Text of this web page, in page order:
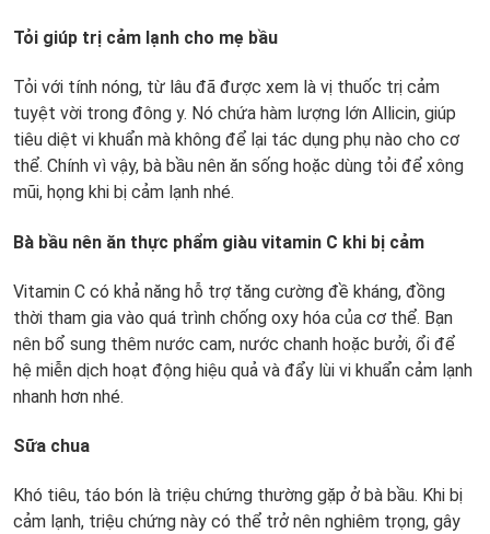
Tỏi giúp trị cảm lạnh cho mẹ bầu
Tỏi với tính nóng, từ lâu đã được xem là vị thuốc trị cảm
tuyệt vời trong đông y. Nó chứa hàm lượng lớn Allicin, giúp
tiêu diệt vi khuẩn mà không để lại tác dụng phụ nào cho cơ
thể. Chính vì vậy, bà bầu nên ăn sống hoặc dùng tỏi để xông
mũi, họng khi bị cảm lạnh nhé.
Bà bầu nên ăn thực phẩm giàu vitamin C khi bị cảm
Vitamin C có khả năng hỗ trợ tăng cường đề kháng, đồng
thời tham gia vào quá trình chống oxy hóa của cơ thể. Bạn
nên bổ sung thêm nước cam, nước chanh hoặc bưởi, ổi để
hệ miễn dịch hoạt động hiệu quả và đẩy lùi vi khuẩn cảm lạnh
nhanh hơn nhé.
Sữa chua
Khó tiêu, táo bón là triệu chứng thường gặp ở bà bầu. Khi bị
cảm lạnh, triệu chứng này có thể trở nên nghiêm trọng, gây